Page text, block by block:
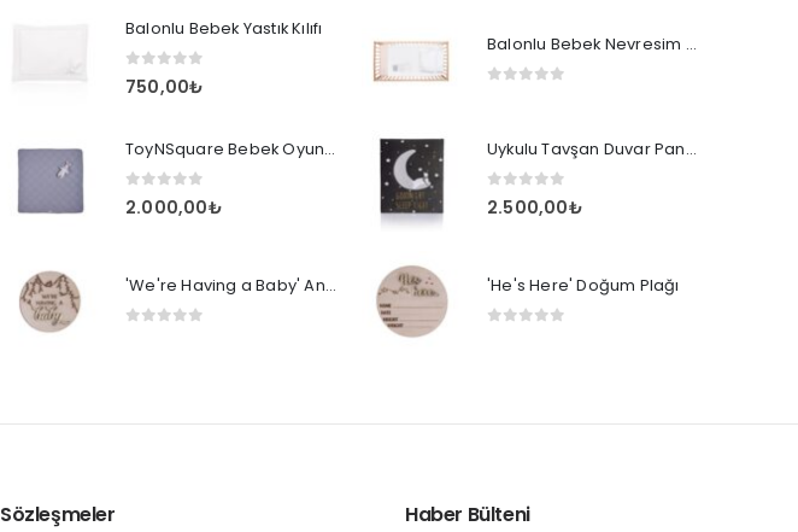
Balonlu Bebek Yastık Kılıfı
0out of 5
750,00₺
ToyNSquare Bebek Oyun Halısı Gri
0 out of 5
2.000,00₺
'We're Having a Baby' Anı Plağı
Balonlu Bebek Nevresim Takımı
Uykulu Tavşan Duvar Panosu
0 out of 5
2.500,00₺
'He's Here' Doğum Plağı
Sözleşmeler Haber Bülteni